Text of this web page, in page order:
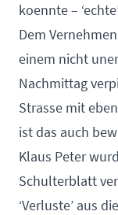
koennte –
Dem
einem nicht
Nachmittag
Strasse mit
ist das auch
Klaus Peter
Schulterblatt
‘Verluste’ aus